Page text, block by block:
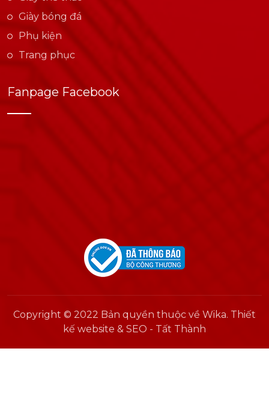
Giày bóng đá
Phụ kiện
Trang phục
Fanpage Facebook
Copyright © 2022 Bản quyền thuộc về Wika. Thiết
kế website & SEO - Tất Thành